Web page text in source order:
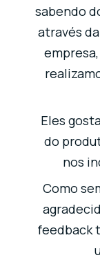
sabendo
através
Eles
do
nos
Como
feedback